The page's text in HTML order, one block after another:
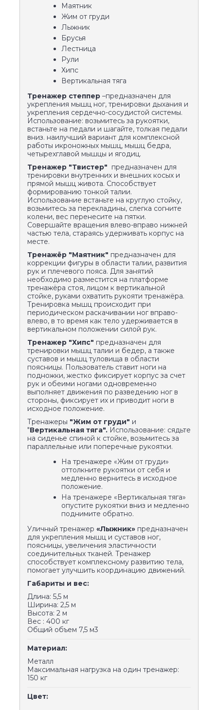
Маятник
Жим от груди
Лыжник
Брусья
Лестница
Рули
Хипс
Вертикальная тяга
Тренажер степпер –предназначен для
укрепления мышц ног, тренировки дыхания и
укрепления сердечно-сосудистой системы.
Использование: возьмитесь за рукоятки,
встаньте на педали и шагайте, толкая педали
вниз. наилучший вариант для комплексной
работы икроножных мышц, мышц бедра,
четырехглавой мышцы и ягодиц.
Тренажер "Твистер" предназначен для
тренировки внутренних и внешних косых и
прямой мышц живота. Способствует
формированию тонкой талии.
Использование встаньте на круглую стойку,
возьмитесь за перекладины, слегка согните
колени, вес перенесите на пятки.
Совершайте вращения влево-вправо нижней
частью тела, стараясь удерживать корпус на
месте.
Тренажёр "Маятник" предназначен для
коррекции фигуры в области талии, развития
рук и плечевого пояса. Для занятий
необходимо разместится на платформе
тренажёра стоя, лицом к вертикальной
стойке, руками охватить рукояти тренажёра.
Тренировка мышц происходит при
периодическом раскачивании ног вправо-
влево, в то время как тело удерживается в
вертикальном положении силой рук.
Тренажер "Хипс" предназначен для
тренировки мышц талии и бедер, а также
суставов и мышц туловища в области
поясницы. Пользователь ставит ноги на
подножки, жестко фиксирует корпус за счет
рук и обеими ногами одновременно
выполняет движения по разведению ног в
стороны, фиксирует их и приводит ноги в
исходное положение.
Тренажеры "Жим от груди" и
"Вертикальная тяга". Использование: сядьте
на сиденье спиной к стойке, возьмитесь за
параллельные или поперечные рукоятки.
На тренажере «Жим от груди»
оттолкните рукоятки от себя и
медленно вернитесь в исходное
положение.
На тренажере «Вертикальная тяга»
опустите рукоятки вниз и медленно
поднимите обратно.
Уличный тренажер «Лыжник» предназначен
для укрепления мышц и суставов ног,
поясницы, увеличения эластичности
соединительных тканей. Тренажер
способствует комплексному развитию тела,
помогает улучшить координацию движений.
Габариты и вес:
Длина: 5,5 м
Ширина: 2,5 м
Высота: 2 м
Вес : 400 кг
Общий объем 7,5 м3
Материал:
Металл
Максимальная нагрузка на один тренажер:
150 кг
Цвет: